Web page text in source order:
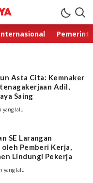
Publik
Asta Cita: Kemnaker
Adil,
Saing
yang lalu
SE Larangan
Pemberi Kerja,
Lindungi Pekerja
yang lalu